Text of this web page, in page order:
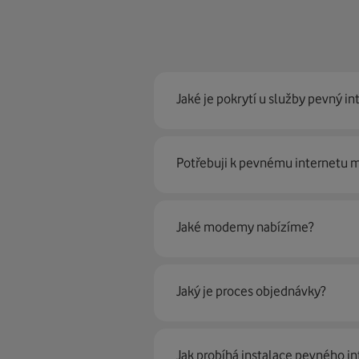
Jaké je pokrytí u služby pevný
Pevný internet můžeme
Potřebuji k pevnému internetu
Ano, potřebujete. Rádi vám ho
poradí naši proškolení prodejci
Jaké modemy nabízíme?
Jaký je proces objednávky?
Krok jedna je určitě ověření
Jak probíhá instalace pevného